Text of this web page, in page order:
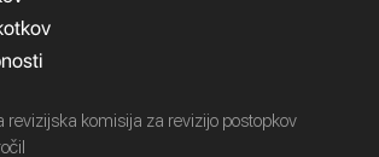
komisija za revizijo postopkov